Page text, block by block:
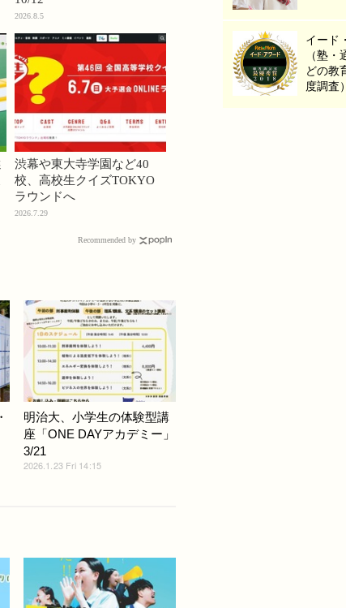
2026.8.5
渋幕や東大寺学園など40
校、高校生クイズTOKYO
ラウンドへ
2026.7.29
Recommended by
明治大、小学生の体験型講
座「ONE DAYアカデミー」
3/21
2026.1.23 Fri 14:15
イード
（塾
どの教
度調査）